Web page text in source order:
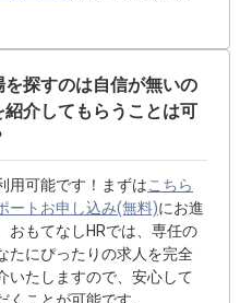
を探すのは自信が無いの
紹介してもらうことは可
用可能です！まずはこちら
ートお申し込み(無料)にお進
おもてなしHRでは、専任の
たにぴったりの求人を完全
いたしますので、安心して